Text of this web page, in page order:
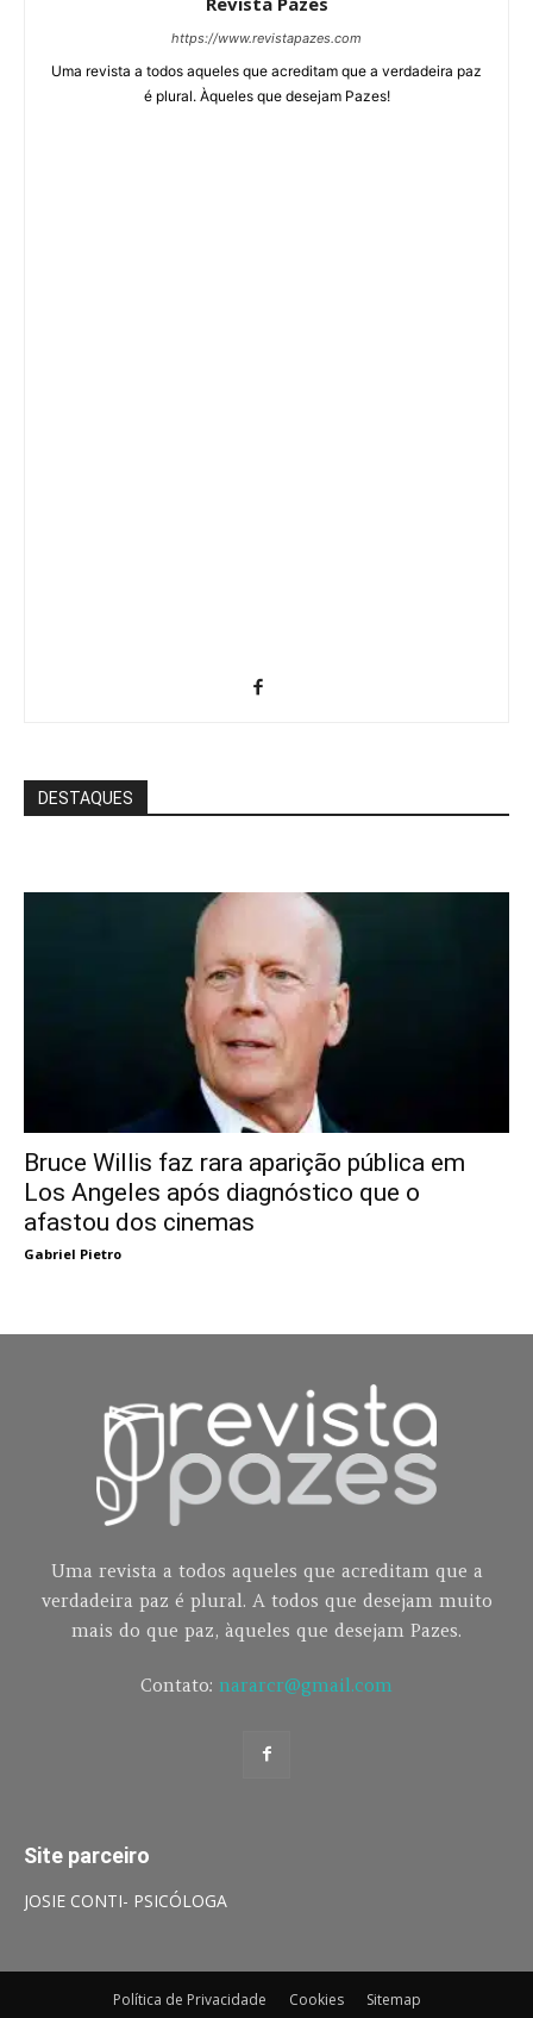
https://www.revistapazes.com
Uma revista a todos aqueles que acreditam que a verdadeira paz
é plural. Àqueles que desejam Pazes!
DESTAQUES
Bruce Willis faz rara aparição pública em
Los Angeles após diagnóstico que o
afastou dos cinemas
Gabriel Pietro
Uma revista a todos aqueles que acreditam que a
verdadeira paz é plural. A todos que desejam muito
mais do que paz, àqueles que desejam Pazes.
Contato: nararcr@gmail.com
Site parceiro
JOSIE CONTI- PSICÓLOGA
Política de Privacidade Cookies Sitemap